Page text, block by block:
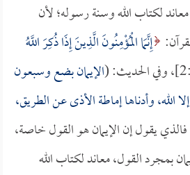
لكتاب الله وسنة رسوله؛ لأن
إِنَّمَا الْمُؤْمِنُونَ الَّذِينَ إِذَا ذُكِرَ اللَّهُ
(
الإيمان بضع وسبعون
الله، وأدناها إماطة الأذى عن الطريق،
يقول إن الإيمان هو القول خاصة،
بمجرد القول، معاند لكتاب الله